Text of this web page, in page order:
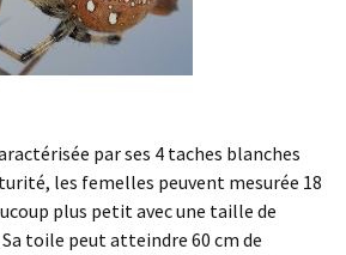
par ses 4 taches blanches
les femelles peuvent mesurée 18
plus petit avec une taille de
toile peut atteindre 60 cm de